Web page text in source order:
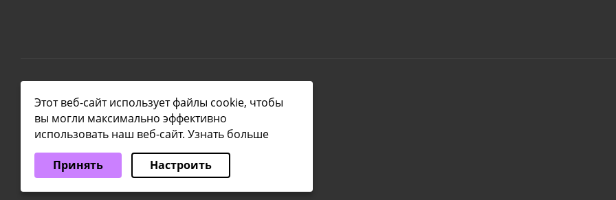
2026 © NSKLAMP
Этот веб-сайт использует файлы cookie, чтобы
вы могли максимально эффективно
использовать наш веб-сайт. Узнать больше
Минимальные Аналитические/Функциональные
Принять Настроить